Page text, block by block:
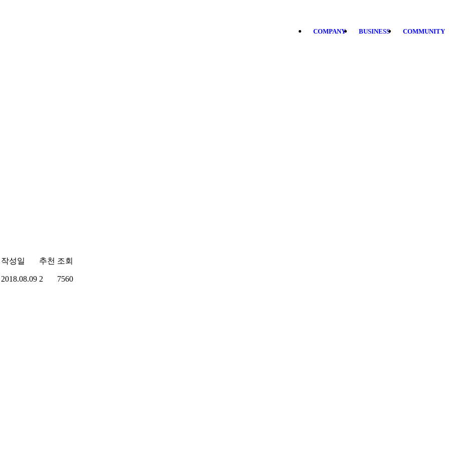
COMPANY BUSINESS COMMUNITY
작성일 추천 조회
2018.08.09 2 7560